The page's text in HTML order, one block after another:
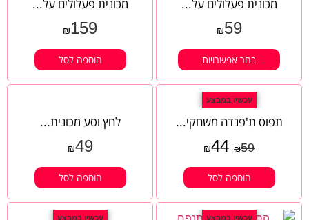
מכונית פעלולים על...
₪59
בחר אפשרויות
מכונית פעלולים על...
₪159
הוספה לסל
עכשיו במבצע
תפוס ת'פנדה משחקי...
₪59
₪44
הוספה לסל
לחץ וסע מכונית...
₪49
הוספה לסל
עכשיו במבצע עכשיו במבצע